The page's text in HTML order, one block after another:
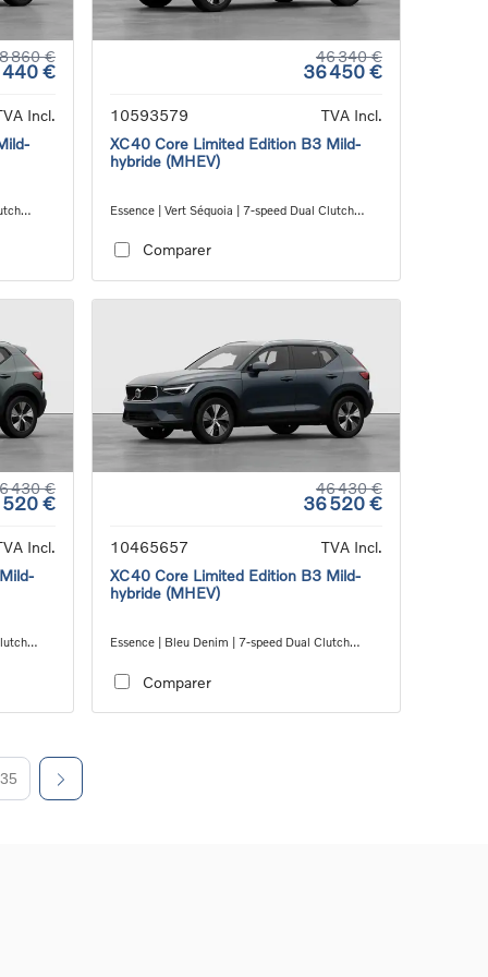
860 €
440 €
Incl.
46 340 €
36 450 €
10593579
TVA Incl.
XC40 Core Limited Edition B3 Mild-
hybride (MHEV)
Essence | Vert Séquoia | 7-speed Dual Clutch
Comparer
430 €
520 €
Incl.
46 430 €
36 520 €
10465657
TVA Incl.
XC40 Core Limited Edition B3 Mild-
hybride (MHEV)
Essence | Bleu Denim | 7-speed Dual Clutch
Comparer
35